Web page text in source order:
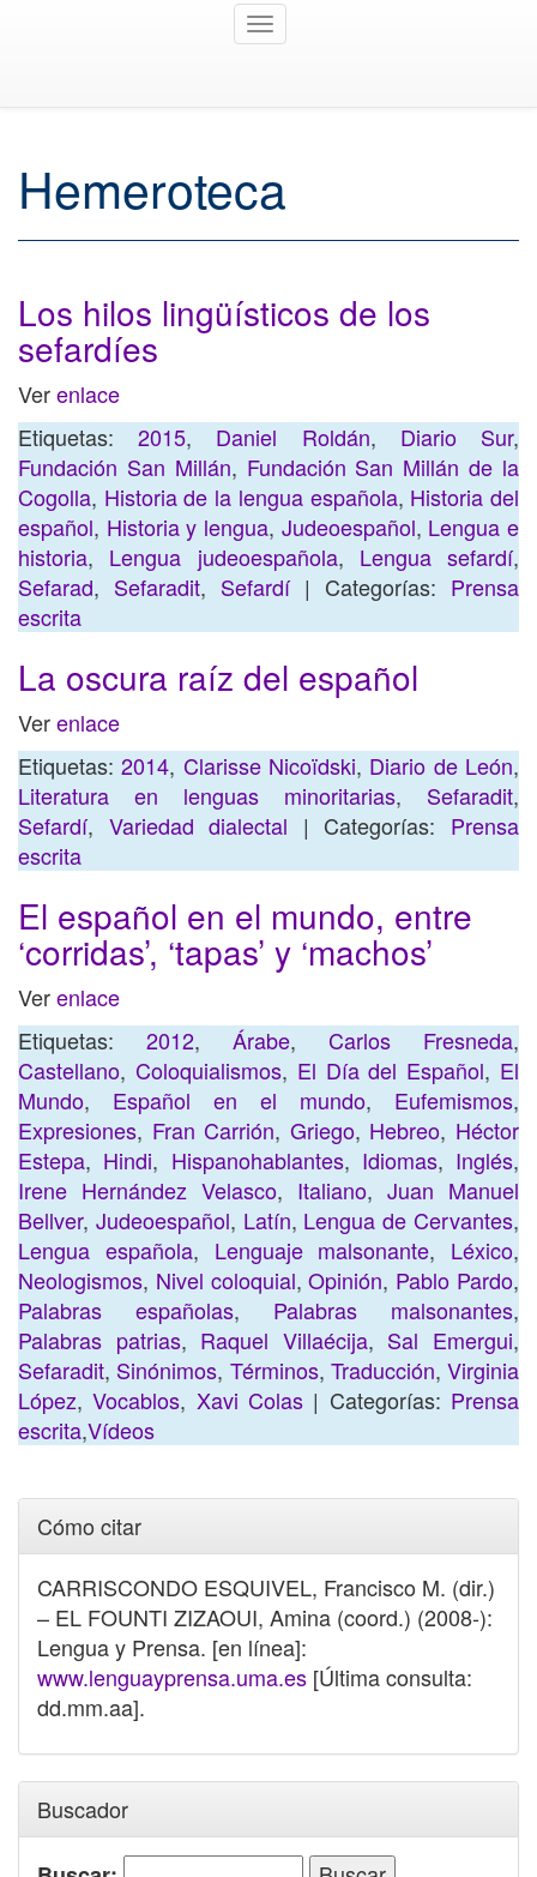
Toggle
Hemeroteca
Los hilos lingüísticos de los
sefardíes
Verenlace
Etiquetas:2015, Daniel Roldán, Diario Sur,
Fundación San Millán, Fundación San Millán de la
Cogolla, Historia de la lengua española, Historia del
español, Historia y lengua, Judeoespañol, Lengua e
historia, Lengua judeoespañola, Lengua sefardí,
Sefarad, Sefaradit, Sefardí| Categorías: Prensa
escrita
La oscura raíz del español
Verenlace
Etiquetas:2014, Clarisse Nicoïdski, Diario de León,
Literatura en lenguas minoritarias, Sefaradit,
Sefardí, Variedad dialectal | Categorías: Prensa
escrita
El español en el mundo, entre
‘corridas’, ‘tapas’ y ‘machos’
Verenlace
Etiquetas: 2012, Árabe, Carlos Fresneda,
Castellano, Coloquialismos, El Día del Español, El
Mundo, Español en el mundo, Eufemismos,
Expresiones, Fran Carrión, Griego, Hebreo, Héctor
Estepa, Hindi, Hispanohablantes, Idiomas, Inglés,
Irene Hernández Velasco, Italiano, Juan Manuel
Bellver, Judeoespañol, Latín, Lengua de Cervantes,
Lengua española, Lenguaje malsonante, Léxico,
Neologismos, Nivel coloquial,Opinión, Pablo Pardo,
Palabras españolas, Palabras malsonantes,
Palabras patrias, Raquel Villaécija, Sal Emergui,
Sefaradit, Sinónimos, Términos, Traducción, Virginia
López,Vocablos, Xavi Colas | Categorías: Prensa
escrita,Vídeos
Cómo citar
CARRISCONDO ESQUIVEL, Francisco M. (dir.)
– EL FOUNTI ZIZAOUI, Amina (coord.) (2008-):
Lengua y Prensa. [en línea]:
www.lenguayprensa.uma.es [Última consulta:
dd.mm.aa].
Buscador